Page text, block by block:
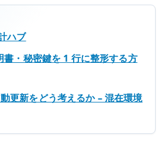
ハブ
書・秘密鍵を 1 行に整形する方
更新をどう考えるか – 混在環境